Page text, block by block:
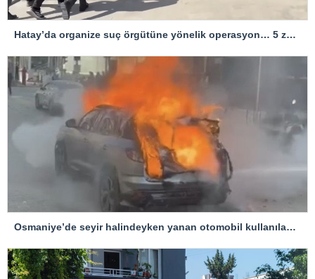
Hatay’da organize suç örgütüne yönelik operasyon… 5 zanlı tutuklandı
Osmaniye’de seyir halindeyken yanan otomobil kullanılamaz hale geldi